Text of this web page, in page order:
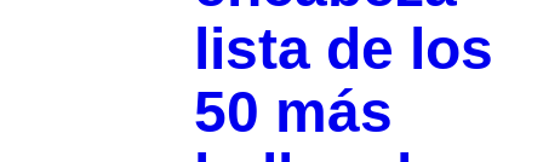
lista de los
50 más